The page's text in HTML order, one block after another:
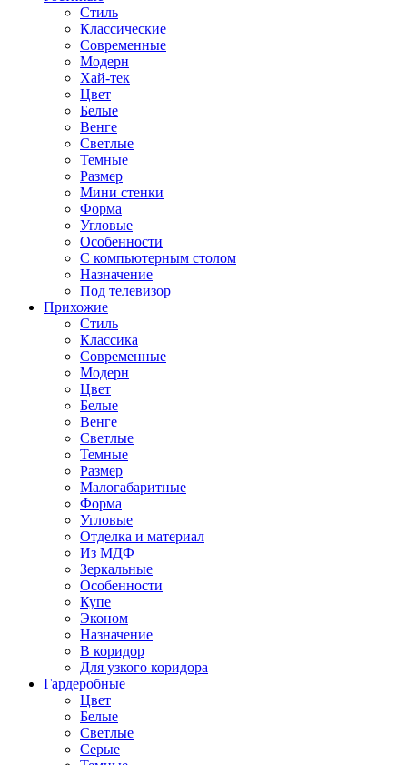
Стиль
Классические
Современные
Модерн
Хай-тек
Цвет
Белые
Венге
Светлые
Темные
Размер
Мини стенки
Форма
Угловые
Особенности
С компьютерным столом
Назначение
Под телевизор
Прихожие
Стиль
Классика
Современные
Модерн
Цвет
Белые
Венге
Светлые
Темные
Размер
Малогабаритные
Форма
Угловые
Отделка и материал
Из МДФ
Зеркальные
Особенности
Купе
Эконом
Назначение
В коридор
Для узкого коридора
Гардеробные
Цвет
Белые
Светлые
Серые